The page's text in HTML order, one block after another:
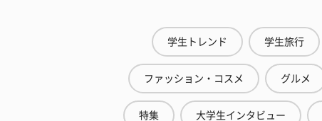
学生トレンド 学生旅行
ファッション・コスメ グルメ
特集 大学生インタビュー